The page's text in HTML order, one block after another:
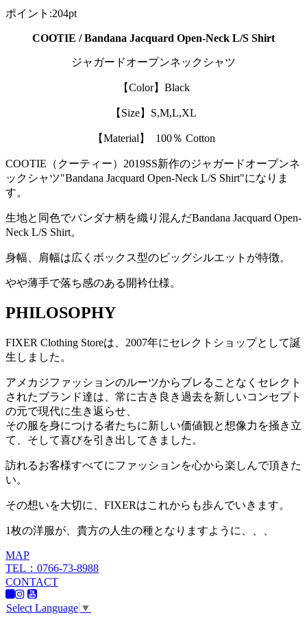
ポイント :204pt
COOTIE / Bandana Jacquard Open-Neck L/S Shirt
ジャガードオープンネックシャツ
【Color】Black
【Size】S,M,L,XL
【Material】 100％ Cotton
COOTIE（クーティー）2019SS新作のジャガードオープンネ
ックシャツ"Bandana Jacquard Open-Neck L/S Shirt"になりま
す。
生地と同色でバンダナ柄を織り混んだBandana Jacquard Open-
Neck L/S Shirt。
身幅、肩幅は広くボックス型のビッグシルエットが特徴。
やや薄手で落ち感のある開衿仕様。
PHILOSOPHY
FIXER Clothing Storeは、2007年にセレクトショップとして誕
生しました。
アメカジファッションのルーツからブレることなくセレクト
されたブランド達は、常に古き良き過去を新しいコンセプト
の元で現代に生き返らせ、
その服を身につける者たちに新しい価値観と想像力を掻き立
て、そして喜びを引き出してきました。
訪れるお客様すべてにファッションを心から楽しんで頂きた
い。
その想いを大切に、FIXERはこれからも歩んでいきます。
1枚の洋服が、貴方の人生の種となりますように、、、
MAP
TEL：0766-73-8988
CONTACT
Select Language ▼